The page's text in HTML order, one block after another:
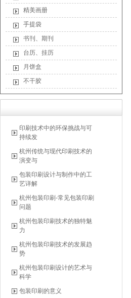
精美画册
手提袋
书刊、期刊
台历、挂历
月饼盒
不干胶
印刷技术中的环保挑战与可
持续发
杭州传统与现代印刷技术的
演变与
包装印刷设计与制作中的工
艺详解
杭州包装印刷-常见包装印刷
问题
杭州包装印刷技术的独特魅
力
杭州包装印刷技术的发展趋
势
杭州包装印刷设计的艺术与
科学
包装印刷的意义